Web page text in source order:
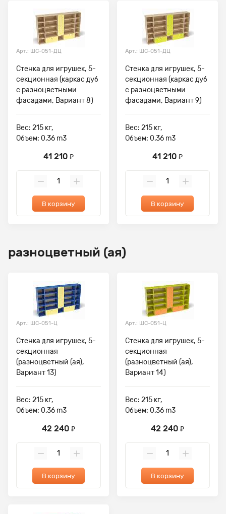
Арт.: ШС-051-ДЦ
Стенка для игрушек, 5-
секционная (каркас дуб
с разноцветными
фасадами, Вариант 8)
Вес: 215 кг,
Объем: 0.36 m3
41 210 ₽
В корзину
Арт.: ШС-051-ДЦ
Стенка для игрушек, 5-
секционная (каркас дуб
с разноцветными
фасадами, Вариант 9)
Вес: 215 кг,
Объем: 0.36 m3
41 210 ₽
В корзину
разноцветный (ая)
Арт.: ШС-051-Ц
Стенка для игрушек, 5-
секционная
(разноцветный (ая),
Вариант 13)
Вес: 215 кг,
Объем: 0.36 m3
42 240 ₽
В корзину
Арт.: ШС-051-Ц
Стенка для игрушек, 5-
секционная
(разноцветный (ая),
Вариант 14)
Вес: 215 кг,
Объем: 0.36 m3
42 240 ₽
В корзину